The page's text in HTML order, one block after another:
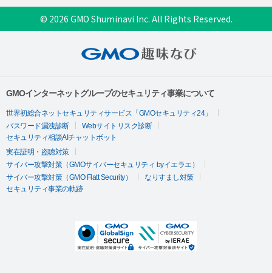
© 2026 GMO Shuminavi Inc. All Rights Reserved.